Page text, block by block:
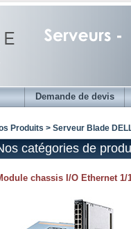
Demande de devis
Produits > Serveur Blade
catégories de
chassis I/O Ethernet 1/